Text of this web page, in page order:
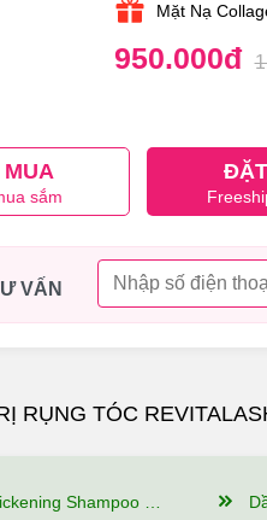
Mặt Nạ
950.000đ
MUA
sắm
VẤN
RỤNG TÓC
Dụng, Điểm Nổi Bật Gì?